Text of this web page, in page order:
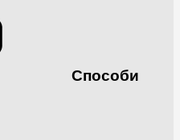
Способи